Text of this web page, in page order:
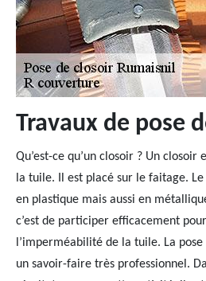
Travaux de pose
Qu’est-ce qu’un closoir ? Un
la tuile. Il est placé sur le faitage.
en plastique mais aussi en
c’est de participer efficacement
l’imperméabilité de la tuile. La
un savoir-faire très professionnel.